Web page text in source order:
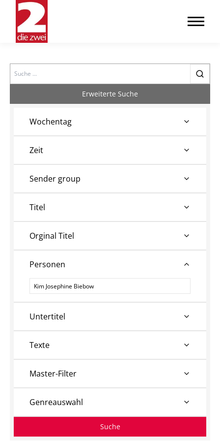
Search
Erweiterte Suche
Wochentag
Zeit
Sender group
Titel
Orginal Titel
Personen
Personen
Untertitel
Texte
Master-Filter
Genreauswahl
Suche